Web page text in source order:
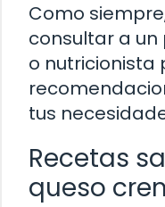
Como
consultar a un
o
tus
Recetas
queso